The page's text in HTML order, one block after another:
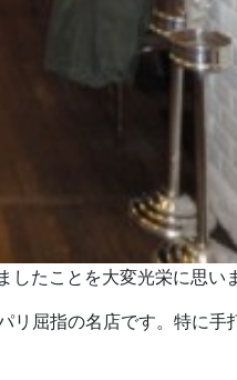
たことを大変光栄に思い
屈指の名店です。特に手